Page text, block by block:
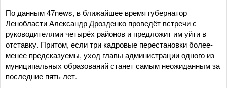
По данным 47news, в ближайшее время губернатор
Ленобласти Александр Дрозденко проведёт встречи с
руководителями четырёх районов и предложит им уйти в
отставку. Притом, если три кадровые перестановки более-
менее предсказуемы, уход главы администрации одного из
муниципальных образований станет самым неожиданным за
последние пять лет.